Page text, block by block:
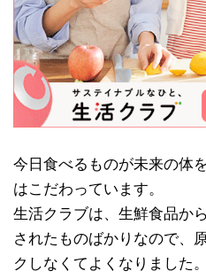
今日食べるものが未来の体
はこだわっています。
生活クラブは、生鮮食品か
されたものばかりなので、
クしなくてよくなりました。